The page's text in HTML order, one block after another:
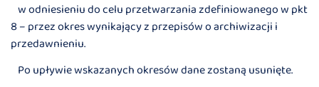
w odniesieniu do celu przetwarzania zdefiniowanego w pkt
8 – przez okres wynikający z przepisów o archiwizacji i
przedawnieniu.
Po upływie wskazanych okresów dane zostaną usunięte.